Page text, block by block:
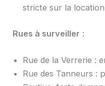
stricte sur la
Rues à surveiller :
Rue de la Verrerie :
Rue des Tanneurs :